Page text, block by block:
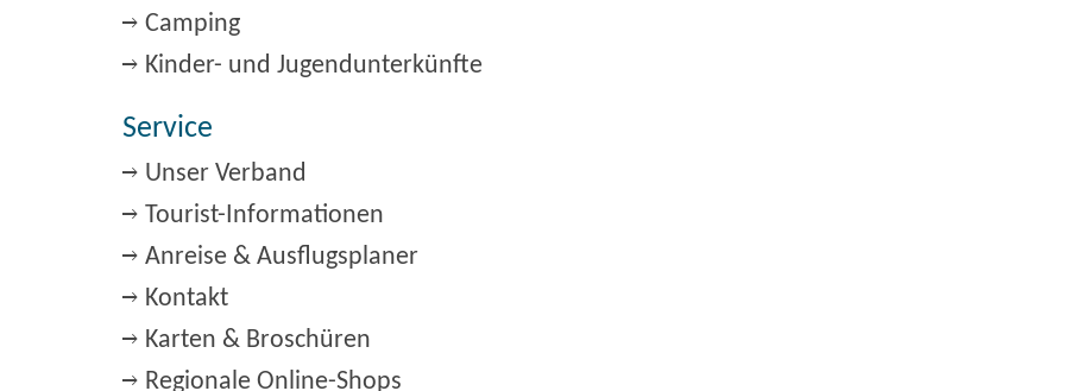
Camping
Kinder- und Jugendunterkünfte
Service
Unser Verband
Tourist-Informationen
Anreise & Ausflugsplaner
Kontakt
Karten & Broschüren
Regionale Online-Shops